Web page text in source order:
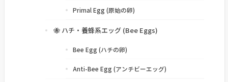
Primal Egg (原始の卵)
🐝 ハチ・養蜂系エッグ (Bee Eggs)
Bee Egg (ハチの卵)
Anti-Bee Egg (アンチビーエッグ)